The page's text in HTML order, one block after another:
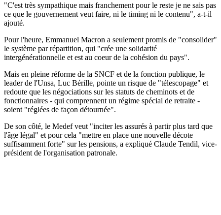
"C'est très sympathique mais franchement pour le reste je ne sais pas
ce que le gouvernement veut faire, ni le timing ni le contenu", a-t-il
ajouté.
Pour l'heure, Emmanuel Macron a seulement promis de "consolider"
le système par répartition, qui "crée une solidarité
intergénérationnelle et est au coeur de la cohésion du pays".
Mais en pleine réforme de la SNCF et de la fonction publique, le
leader de l'Unsa, Luc Bérille, pointe un risque de "télescopage" et
redoute que les négociations sur les statuts de cheminots et de
fonctionnaires - qui comprennent un régime spécial de retraite -
soient "réglées de façon détournée".
De son côté, le Medef veut "inciter les assurés à partir plus tard que
l'âge légal" et pour cela "mettre en place une nouvelle décote
suffisamment forte" sur les pensions, a expliqué Claude Tendil, vice-
président de l'organisation patronale.